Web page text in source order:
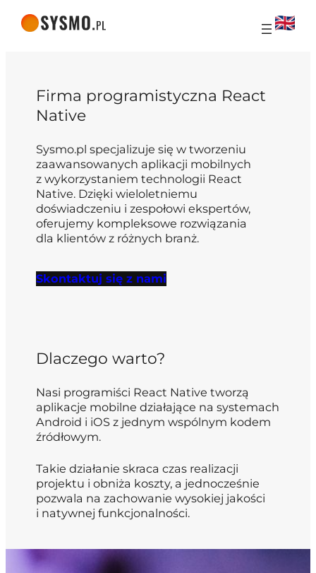
Firma programistyczna React
Native
Sysmo.pl specjalizuje się w tworzeniu
zaawansowanych aplikacji mobilnych
z wykorzystaniem technologii React
Native. Dzięki wieloletniemu
doświadczeniu i zespołowi ekspertów,
oferujemy kompleksowe rozwiązania
dla klientów z różnych branż.
Skontaktuj się z nami
Dlaczego warto?
Nasi programiści React Native tworzą
aplikacje mobilne działające na systemach
Android i iOS z jednym wspólnym kodem
źródłowym.
Takie działanie skraca czas realizacji
projektu i obniża koszty, a jednocześnie
pozwala na zachowanie wysokiej jakości
i natywnej funkcjonalności.